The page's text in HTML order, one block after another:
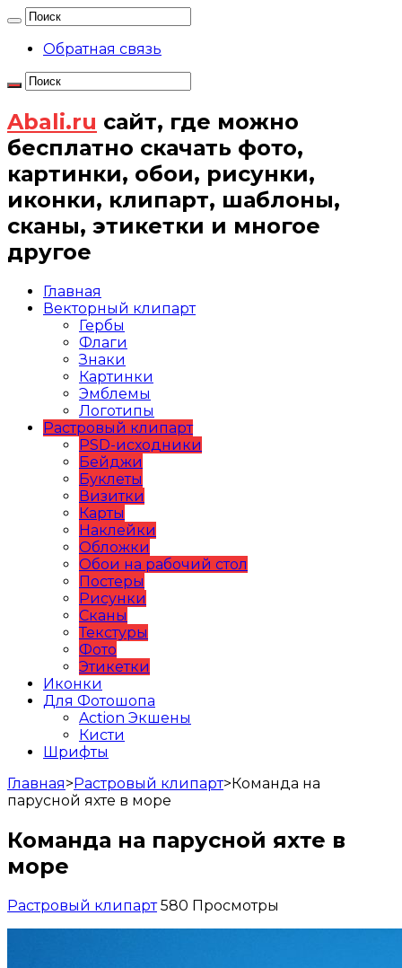
Обратная связь
Abali.ru сайт, где можно
бесплатно скачать фото,
картинки, обои, рисунки,
иконки, клипарт, шаблоны,
сканы, этикетки и многое
другое
Главная
Векторный клипарт
Гербы
Флаги
Знаки
Картинки
Эмблемы
Логотипы
Растровый клипарт
PSD-исходники
Бейджи
Буклеты
Визитки
Карты
Наклейки
Обложки
Обои на рабочий стол
Постеры
Рисунки
Сканы
Текстуры
Фото
Этикетки
Иконки
Для Фотошопа
Action Экшены
Кисти
Шрифты
Главная>Растровый клипарт>Команда на
парусной яхте в море
Команда на парусной яхте в
море
Растровый клипарт 580 Просмотры